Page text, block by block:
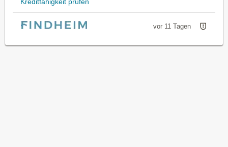
vor 11 Tagen